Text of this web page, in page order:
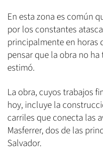
En esta zona es común
por los constantes
principalmente en horas
pensar que la obra no
estimó.
La obra, cuyos trabajos
hoy, incluye la
carriles que conecta las
Masferrer, dos de las
Salvador.